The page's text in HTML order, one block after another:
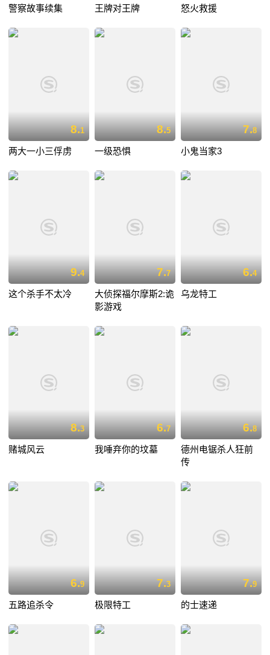
警察故事续集 王牌对王牌 怒火救援
8.1
两大一小三俘虏
8.5
一级恐惧
7.8
小鬼当家3
9.4
这个杀手不太冷
7.7
大侦探福尔摩斯2:诡
影游戏
6.4
乌龙特工
8.3
赌城风云
6.7
我唾弃你的坟墓
6.8
德州电锯杀人狂前
传
6.9
五路追杀令
7.3
极限特工
7.9
的士速递